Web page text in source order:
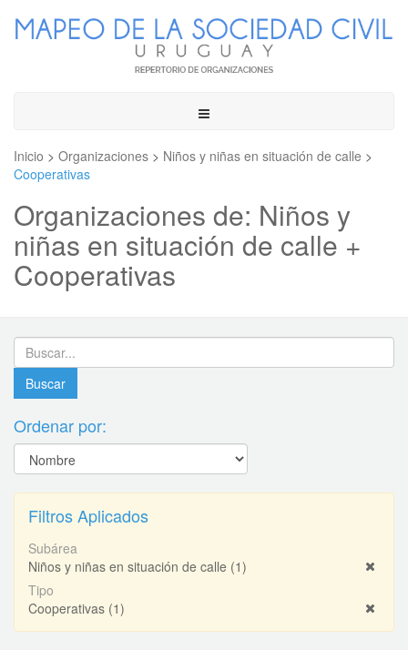
Toggle
Inicio > Organizaciones > Niños y niñas en situación de calle >
Cooperativas
Organizaciones de: Niños y
niñas en situación de calle +
Cooperativas
Ordenar por:
Filtros Aplicados
Subárea
Niños y niñas en situación de calle (1)
Tipo
Cooperativas (1)